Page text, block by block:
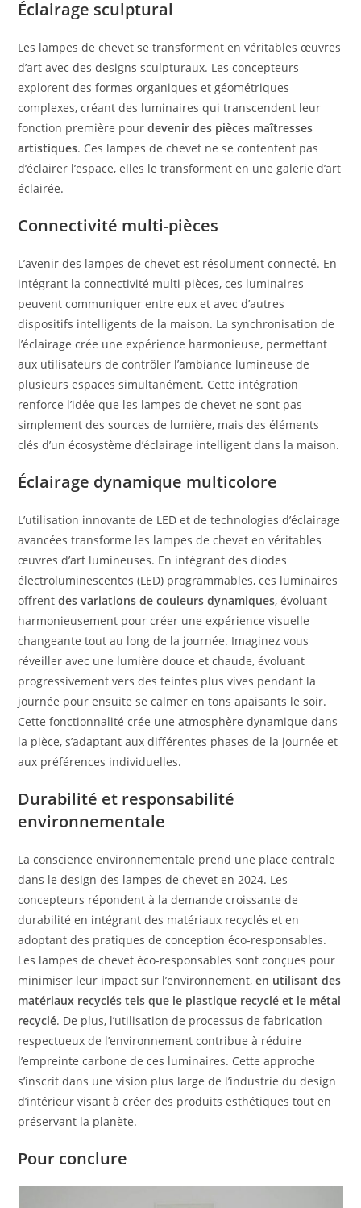
Éclairage sculptural
Les lampes de chevet se transforment en véritables œuvres
d’art avec des designs sculpturaux. Les concepteurs
explorent des formes organiques et géométriques
complexes, créant des luminaires qui transcendent leur
fonction première pourdevenir des pièces maîtresses
artistiques. Ces lampes de chevet ne se contentent pas
d’éclairer l’espace, elles le transforment en une galerie d’art
éclairée.
Connectivité multi-pièces
L’avenir des lampes de chevet est résolument connecté. En
intégrant la connectivité multi-pièces, ces luminaires
peuvent communiquer entre eux et avec d’autres
dispositifs intelligents de la maison. La synchronisation de
l’éclairage crée une expérience harmonieuse, permettant
aux utilisateurs de contrôler l’ambiance lumineuse de
plusieurs espaces simultanément. Cette intégration
renforce l’idée que les lampes de chevet ne sont pas
simplement des sources de lumière, mais des éléments
clés d’un écosystème d’éclairage intelligent dans la maison.
Éclairage dynamique multicolore
L’utilisation innovante de LED et de technologies d’éclairage
avancées transforme les lampes de chevet en véritables
œuvres d’art lumineuses. En intégrant des diodes
électroluminescentes (LED) programmables, ces luminaires
offrentdes variations de couleurs dynamiques, évoluant
harmonieusement pour créer une expérience visuelle
changeante tout au long de la journée. Imaginez vous
réveiller avec une lumière douce et chaude, évoluant
progressivement vers des teintes plus vives pendant la
journée pour ensuite se calmer en tons apaisants le soir.
Cette fonctionnalité crée une atmosphère dynamique dans
la pièce, s’adaptant aux différentes phases de la journée et
aux préférences individuelles.
Durabilité et responsabilité
environnementale
La conscience environnementale prend une place centrale
dans le design des lampes de chevet en 2024. Les
concepteurs répondent à la demande croissante de
durabilité en intégrant des matériaux recyclés et en
adoptant des pratiques de conception éco-responsables.
Les lampes de chevet éco-responsables sont conçues pour
minimiser leur impact sur l’environnement, en utilisant des
matériaux recyclés tels que le plastique recyclé et le métal
recyclé. De plus, l’utilisation de processus de fabrication
respectueux de l’environnement contribue à réduire
l’empreinte carbone de ces luminaires. Cette approche
s’inscrit dans une vision plus large de l’industrie du design
d’intérieur visant à créer des produits esthétiques tout en
préservant la planète.
Pour conclure